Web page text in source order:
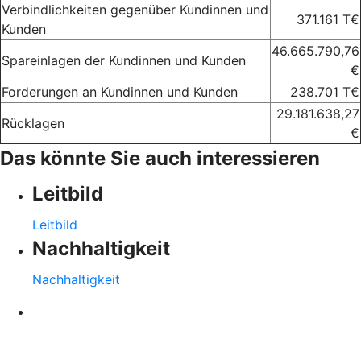
Verbindlichkeiten gegenüber Kundinnen und
Kunden
371.161 T€
Spareinlagen der Kundinnen und Kunden
46.665.790,76
€
Forderungen an Kundinnen und Kunden
238.701 T€
Rücklagen
29.181.638,27
€
Das könnte Sie auch interessieren
Leitbild
Leitbild
Nachhaltigkeit
Nachhaltigkeit